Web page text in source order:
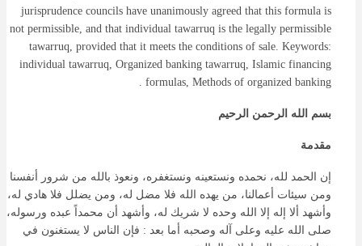
jurisprudence councils have unanimously agreed that this formula is
not permissible, and that individual tawarruq is the legally permissible
tawarruq, provided that it meets the conditions of sale. Keywords:
individual tawarruq, Organized banking tawarruq, Islamic financing
formulas, Methods of organized banking .
بسم الله الرحمن الرحيم
مقدمة
إن الحمد لله، نحمده ونستعينه ونستغفره، ونعوذ بالله من شرور أنفسنا
ومن سيئات أعمالنا، من يهده الله فلا مضل له، ومن يضلل فلا هادي له،
وأشهد ألا إله إلا الله وحده لا شريك له، وأشهد أن محمداً عبده ورسوله،
صلى الله عليه وعلى آله وصحبه أما بعد : فإن الناس لا يستغنون في